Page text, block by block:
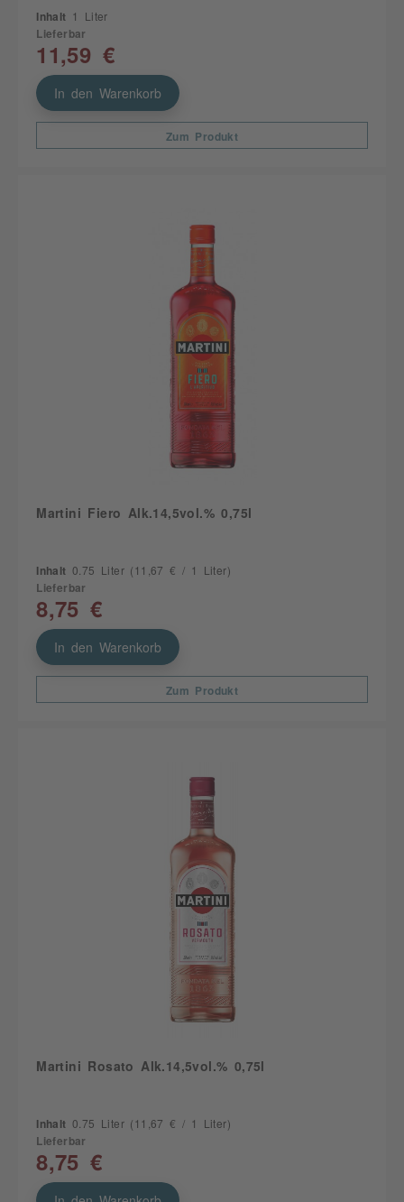
Inhalt 1 Liter
Lieferbar
11,59 €
In den Warenkorb
Zum Produkt
Martini Fiero Alk.14,5vol.% 0,75l
Inhalt 0.75 Liter (11,67 € / 1 Liter)
Lieferbar
8,75 €
In den Warenkorb
Zum Produkt
Martini Rosato Alk.14,5vol.% 0,75l
Inhalt 0.75 Liter (11,67 € / 1 Liter)
Lieferbar
8,75 €